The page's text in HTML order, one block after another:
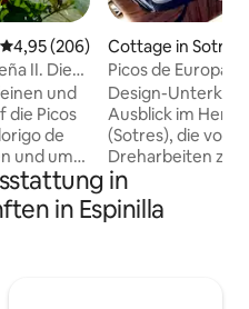
Durchschnittliche Bewertung:
4,95 (206)
II. Die
Picosund
die Picos
de
und um
Die
ist 7 km
sich
Cottage in Sotres
Picos de Europa
atemberaubende
Design-
Ausblick im
(Sotres), die von
Dreharbeiten zu
Ideal zum
Arbeit oder zum
in
in Espinilla